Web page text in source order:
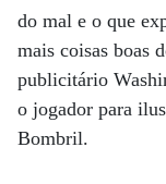
do mal e o que
mais coisas boas
publicitário
o jogador para
Bombril.